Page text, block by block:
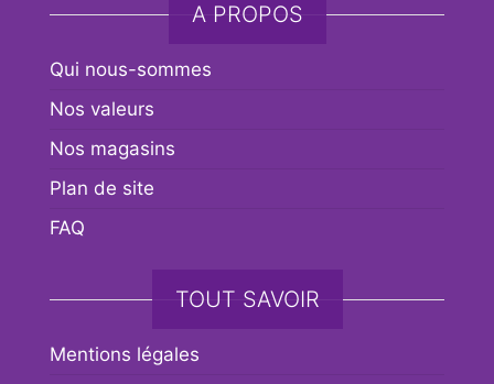
A PROPOS
Qui nous-sommes
Nos valeurs
Nos magasins
Plan de site
FAQ
TOUT SAVOIR
Mentions légales